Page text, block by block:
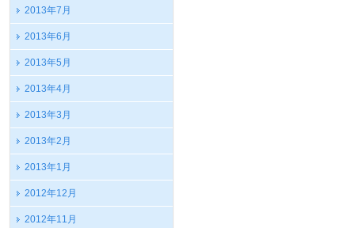
2013年7月
2013年6月
2013年5月
2013年4月
2013年3月
2013年2月
2013年1月
2012年12月
2012年11月